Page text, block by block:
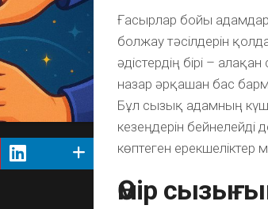
Ғасырлар бойы
болжау тәсілдерін
әдістердің бірі –
назар әрқашан бас
Бұл сызық адамның
кезеңдерін бейнелейді
көптеген ерекшеліктер
Өмір